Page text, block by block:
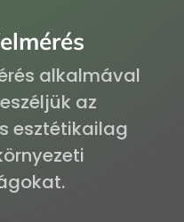
alkalmával
az
esztétikailag